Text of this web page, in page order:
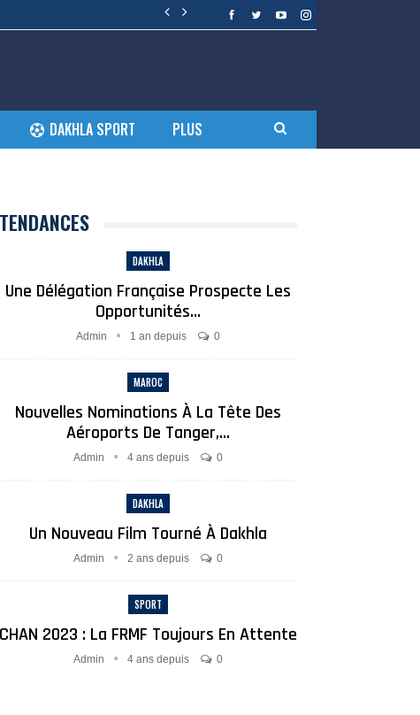
DAKHLA SPORT PLUS
TENDANCES
DAKHLA
Une Délégation Française Prospecte Les
Opportunités…
Admin 1 an depuis 0
MAROC
Nouvelles Nominations À La Tête Des
Aéroports De Tanger,…
Admin 4 ans depuis 0
DAKHLA
Un Nouveau Film Tourné À Dakhla
Admin 2 ans depuis 0
SPORT
CHAN 2023 : La FRMF Toujours En Attente
Admin 4 ans depuis 0